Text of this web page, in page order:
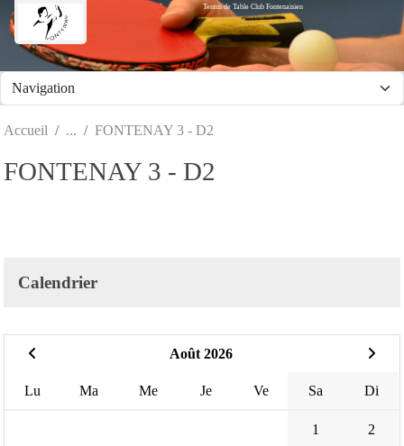
Tennis de Table Club Fontenaisien
Accueil FONTENAY 3 - D2
FONTENAY 3 - D2
Calendrier
Août 2026
Lu Ma Me Je Ve Sa Di
1 2
Panneau de gestion des cookies